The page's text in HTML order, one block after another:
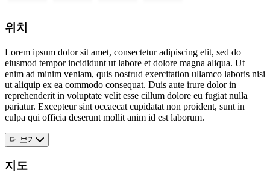
위치
Lorem ipsum dolor sit amet, consectetur adipiscing elit, sed do
eiusmod tempor incididunt ut labore et dolore magna aliqua. Ut
enim ad minim veniam, quis nostrud exercitation ullamco laboris nisi
ut aliquip ex ea commodo consequat. Duis aute irure dolor in
reprehenderit in voluptate velit esse cillum dolore eu fugiat nulla
pariatur. Excepteur sint occaecat cupidatat non proident, sunt in
culpa qui officia deserunt mollit anim id est laborum.
더 보기
지도